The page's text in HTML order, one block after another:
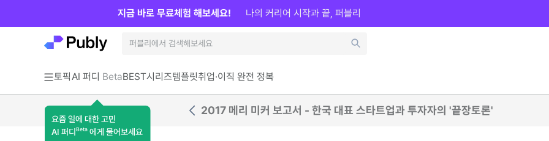
토픽AI 퍼디 Beta
요즘 일에 대한 고민
AI 퍼디 Beta 에게 물어보세요
BEST시리즈템플릿취업·이직 완전 정복
지금 바로 무료체험 해보세요! 나의 커리어 시작과 끝, 퍼블리
2017 메리 미커 보고서 - 한국 대표 스타트업과 투자자의 '끝장토론'